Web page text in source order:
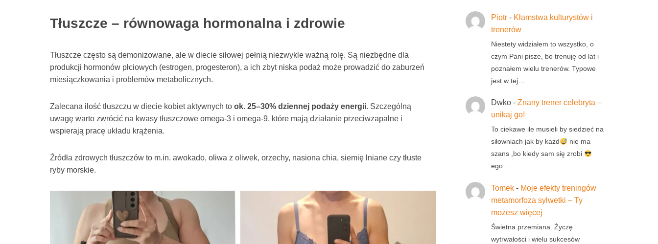
Tłuszcze – równowaga hormonalna i zdrowie
Tłuszcze często są demonizowane, ale w diecie siłowej pełnią niezwykle ważną rolę. Są niezbędne dla
produkcji hormonów płciowych (estrogen, progesteron), a ich zbyt niska podaż może prowadzić do zaburzeń
miesiączkowania i problemów metabolicznych.
Zalecana ilość tłuszczu w diecie kobiet aktywnych to ok. 25–30% dziennej podaży energii. Szczególną
uwagę warto zwrócić na kwasy tłuszczowe omega-3 i omega-9, które mają działanie przeciwzapalne i
wspierają pracę układu krążenia.
Źródła zdrowych tłuszczów to m.in. awokado, oliwa z oliwek, orzechy, nasiona chia, siemię lniane czy tłuste
ryby morskie.
Piotr - Kłamstwa kulturystów i
trenerów
Niestety widziałem to wszystko, o
czym Pani pisze, bo trenuję od lat i
poznałem wielu trenerów. Typowe
jest w tej…
Dwko - Znany trener celebryta –
unikaj go!
To ciekawe ile musieli by siedzieć na
siłowniach jak by każd
nie ma
szans ,bo kiedy sam się zrobi
ego…
Tomek - Moje efekty treningów
metamorfoza sylwetki – Ty
możesz więcej
Świetna przemiana. Życzę
wytrwałości i wielu sukcesów